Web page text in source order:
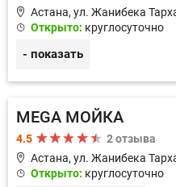
Астана, ул. ​Жанибека
Открыто: круглосуточно
- показать
MEGA МОЙКА
4.5
2 отзыва
Астана, ул. ​Жанибека
Открыто: круглосуточно